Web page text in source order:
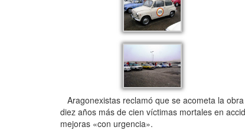
Aragonexistas reclamó que se acometa la
diez años más de cien víctimas mortales en
mejoras «con urgencia».